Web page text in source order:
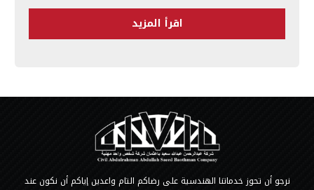
اقرأ المزيد
نرجو أن تحوز خدماتنا الهندسية على رضاكم التام واعدين إياكم أن نكون عند